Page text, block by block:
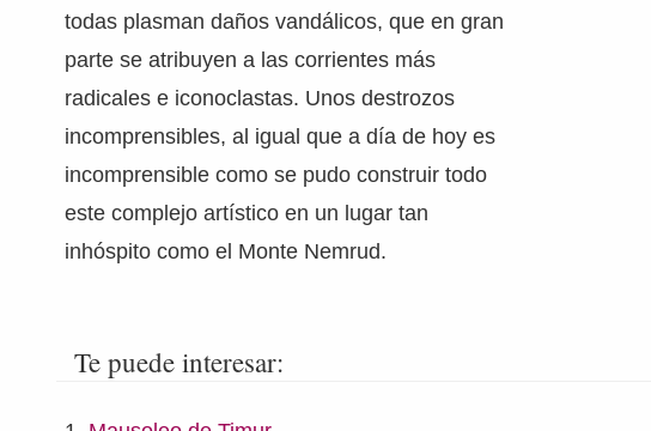
todas plasman daños vandálicos, que en gran
parte se atribuyen a las corrientes más
radicales e iconoclastas. Unos destrozos
incomprensibles, al igual que a día de hoy es
incomprensible como se pudo construir todo
este complejo artístico en un lugar tan
inhóspito como el Monte Nemrud.
Te puede interesar: